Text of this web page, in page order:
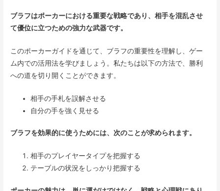
ブラフはポーカーにおける重要な戦略であり、相手を混乱させ
て優位に立つための強力な武器です。
このポーカーガイドを通じて、ブラフの重要性を理解し、ゲー
ム内での活用法を学びましょう。私たちは以下の方法で、勝利
への道を切り開くことができます。
相手の手札を誤解させる
自分の手を強く見せる
ブラフを効果的に使うためには、次のことが求められます。
相手のプレイヤータイプを把握する
テーブルの状況をしっかり把握する